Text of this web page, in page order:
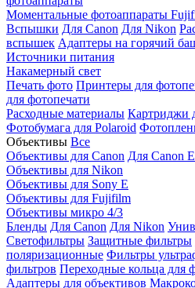
Моментальные фотоаппараты
Вспышки Для Canon Для Nikon
вспышек Адаптеры на горячий
Источники питания
Накамерный свет
Печать фото Принтеры для
для фотопечати
Расходные материалы Картриджи
Фотобумага для Polaroid
Объективы Все
Объективы для Canon Для Canon
Объективы для Nikon
Объективы для Sony E
Объективы для Fujifilm
Объективы микро 4/3
Бленды Для Canon Для Nikon
Светофильтры Защитные фильтры
поляризационные Фильтры
фильтров Переходные кольца для
Адаптеры для объективов